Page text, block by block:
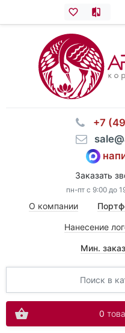
⠀+7
Заказать
пн-пт с 9:00 до
О компании
Нанесение
Мин.
0